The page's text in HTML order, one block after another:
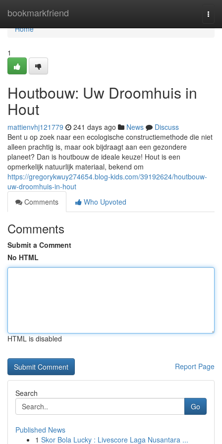
bookmarkfriend
Home
Home
1
Houtbouw: Uw Droomhuis in
Hout
mattienvhj121779 241 days ago News
Discuss
Bent u op zoek naar een ecologische constructiemethode die niet
alleen prachtig is, maar ook bijdraagt aan een gezondere
planeet? Dan is houtbouw de ideale keuze! Hout is een
opmerkelijk natuurlijk materiaal, bekend om
https://gregorykwuy274654.blog-kids.com/39192624/houtbouw-
uw-droomhuis-in-hout
Comments
Who Upvoted
Comments
Submit a Comment
No HTML
HTML is disabled
Report Page
Search
Go
Published News
1 Skor Bola Lucky : Livescore Laga Nusantara ...